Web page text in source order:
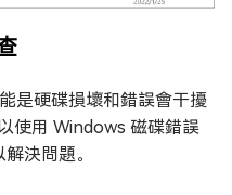
是硬碟損壞和錯誤會干擾
使用 Windows 磁碟錯誤
決問題。